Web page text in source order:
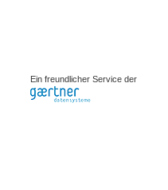
Ein freundlicher Service der